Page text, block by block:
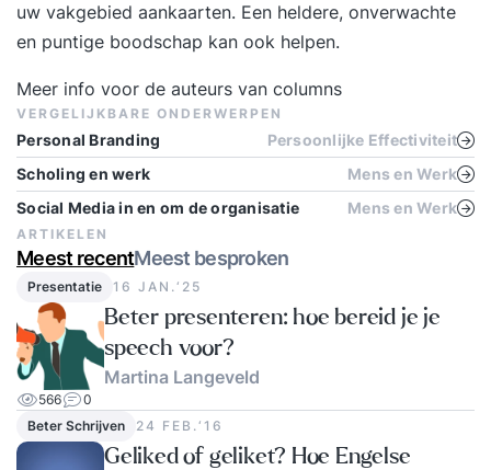
uw vakgebied aankaarten. Een heldere, onverwachte
en puntige boodschap kan ook helpen.
Meer info voor de auteurs van columns
VERGELIJKBARE ONDERWERPEN
Personal Branding
Persoonlijke Effectiviteit
Scholing en werk
Mens en Werk
Social Media in en om de organisatie
Mens en Werk
ARTIKELEN
Meest recentMeest besproken
Presentatie 16 JAN.‘25
Beter presenteren: hoe bereid je je
speech voor?
Martina Langeveld
566
0
Beter Schrijven
24 FEB.‘16
Geliked of geliket? Hoe Engelse